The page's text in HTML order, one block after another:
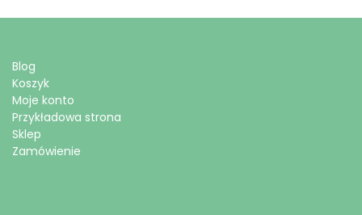
Blog
Koszyk
Moje konto
Przykładowa strona
Sklep
Zamówienie